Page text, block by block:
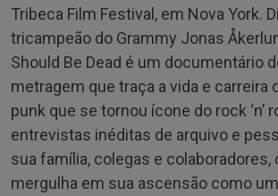
Tribeca Film Festival, em Nova York.
tricampeão do Grammy Jonas
Should Be Dead é um documentário
metragem que traça a vida e carreira
punk que se tornou ícone do rock ‘n’
entrevistas inéditas de arquivo e
sua família, colegas e colaboradores,
mergulha em sua ascensão como